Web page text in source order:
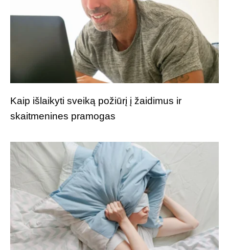
Kaip išlaikyti sveiką požiūrį į žaidimus ir
skaitmenines pramogas